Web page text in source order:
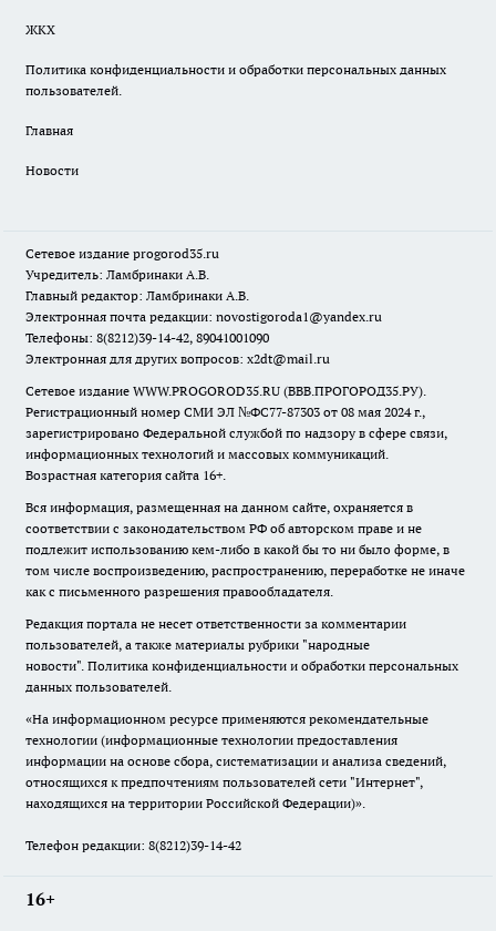
ЖКХ
Политика конфиденциальности и обработки персональных данных
пользователей.
Главная
Новости
Сетевое издание progorod35.ru
Учредитель: Ламбринаки А.В.
Главный редактор: Ламбринаки А.В.
Электронная почта редакции: novostigoroda1@yandex.ru
Телефоны: 8(8212)39-14-42, 89041001090
Электронная для других вопросов: x2dt@mail.ru
Сетевое издание WWW.PROGOROD35.RU (ВВВ.ПРОГОРОД35.РУ).
Регистрационный номер СМИ ЭЛ №ФС77-87303 от 08 мая 2024 г.,
зарегистрировано Федеральной службой по надзору в сфере связи,
информационных технологий и массовых коммуникаций.
Возрастная категория сайта 16+.
Вся информация, размещенная на данном сайте, охраняется в
соответствии с законодательством РФ об авторском праве и не
подлежит использованию кем-либо в какой бы то ни было форме, в
том числе воспроизведению, распространению, переработке не иначе
как с письменного разрешения правообладателя.
Редакция портала не несет ответственности за комментарии
пользователей, а также материалы рубрики "народные
новости". Политика конфиденциальности и обработки персональных
данных пользователей.
«На информационном ресурсе применяются рекомендательные
технологии (информационные технологии предоставления
информации на основе сбора, систематизации и анализа сведений,
относящихся к предпочтениям пользователей сети "Интернет",
находящихся на территории Российской Федерации)».
Телефон редакции: 8(8212)39-14-42
16+